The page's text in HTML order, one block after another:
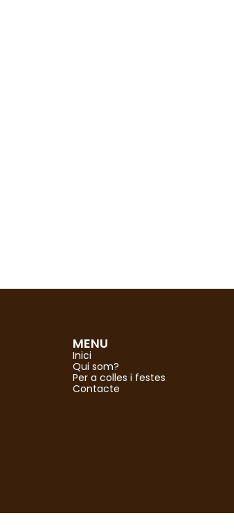
MENU
Inici
Qui som?
Per a colles i festes
Contacte